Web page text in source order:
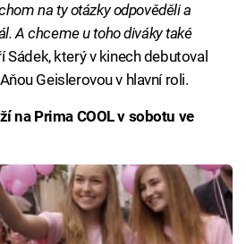
na ty otázky odpověděli a
A chceme u toho diváky také
Sádek, který v kinech debutoval
Geislerovou v hlavní roli.
na Prima COOL v sobotu ve